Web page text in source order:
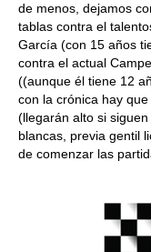
de menos, dejamos
tablas contra el
García (con 15 años
contra el actual
((aunque él tiene 12
con la crónica hay
(llegarán alto si
blancas, previa gentil
de comenzar las